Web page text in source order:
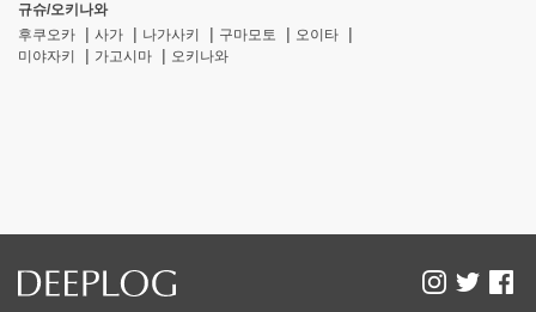
규슈/오키나와
후쿠오카
사가 나가사키 구마모토
오이타
미야자키
가고시마 오키나와